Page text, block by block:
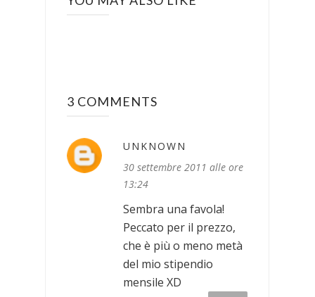
3 COMMENTS
UNKNOWN
30 settembre 2011 alle ore
13:24
Sembra una favola!
Peccato per il prezzo,
che è più o meno metà
del mio stipendio
mensile XD